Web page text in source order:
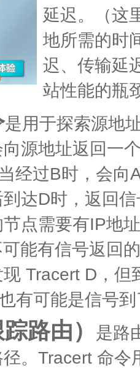
延迟。（这
地所需的时
迟、传输延
站性能的瓶
是用于探索源地
源地址返回一
经过B时，会
达D时，返回
点需要有IP地
能有信号返回
Tracert D，
有可能是信号
路由）
是路
径。Tracert 命